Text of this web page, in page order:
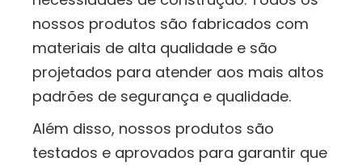
nossos produtos são fabricados com
materiais de alta qualidade e são
projetados para atender aos mais altos
padrões de segurança e qualidade.
Além disso, nossos produtos são
testados e aprovados para garantir que